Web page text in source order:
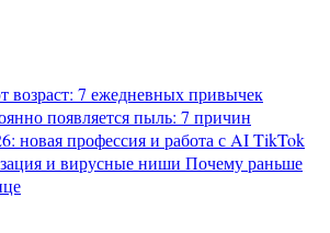
7 ежедневных привычек
появляется пыль: 7 причин
новая профессия и работа с AITikTok
и вирусные ниши Почему раньше